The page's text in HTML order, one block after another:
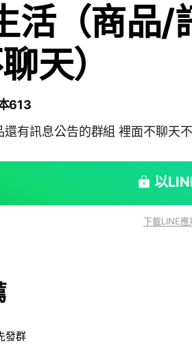
活（商品/
天）
613
還有訊息公告的群組 裡面不聊天
以
下載LINE應
發群